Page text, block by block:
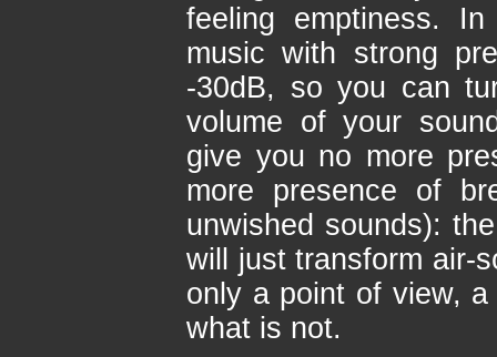
feeling emptiness.
music with strong
-30dB, so you can
volume of your
give you no more
more presence of
unwished sounds):
will just transform air-
only a point of view,
what is not.